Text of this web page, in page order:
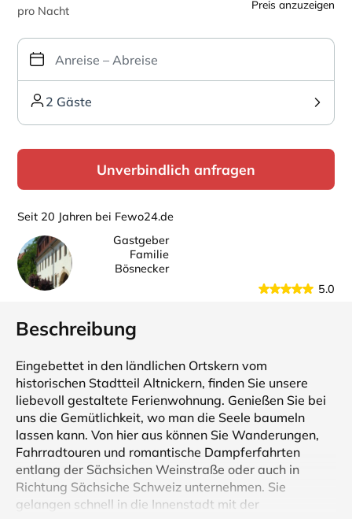
Preis anzuzeigen
pro Nacht
2 Gäste
Unverbindlich anfragen
Seit 20 Jahren bei Fewo24.de
Gastgeber
Familie
Bösnecker
5.0
Beschreibung
Eingebettet in den ländlichen Ortskern vom
historischen Stadtteil Altnickern, finden Sie unsere
liebevoll gestaltete Ferienwohnung. Genießen Sie bei
uns die Gemütlichkeit, wo man die Seele baumeln
lassen kann. Von hier aus können Sie Wanderungen,
Fahrradtouren und romantische Dampferfahrten
entlang der Sächsichen Weinstraße oder auch in
Richtung Sächsiche Schweiz unternehmen. Sie
gelangen schnell in die Innenstadt mit der